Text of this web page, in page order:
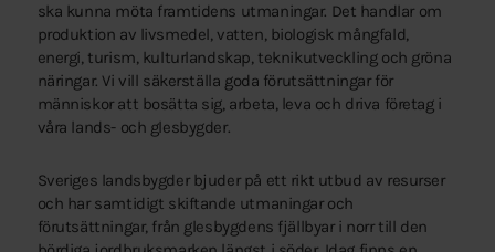
ska kunna möta framtidens utmaningar. Det handlar om
produktion av livsmedel, vatten, biologisk mångfald,
energi, turism, kulturlandskap, teknikutveckling och gröna
näringar. Vi vill säkerställa goda förutsättningar för
människor att bosätta sig, arbeta, leva och driva företag i
våra lands- och glesbygder.
Sveriges landsbygder bjuder på ett rikt utbud av resurser
och har samtidigt skiftande utmaningar och
förutsättningar, från glesbygdens fjällbyar i norr till den